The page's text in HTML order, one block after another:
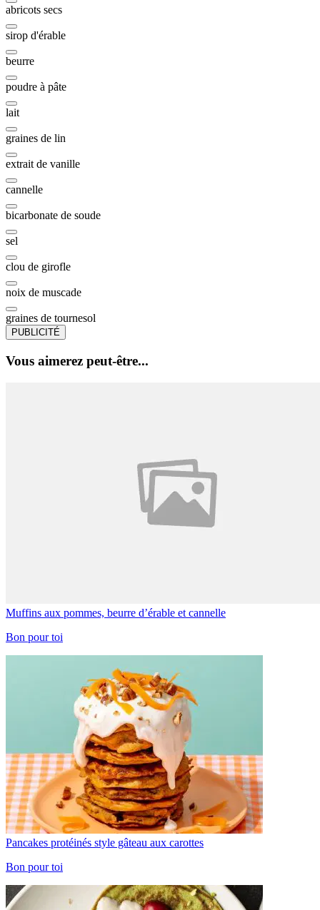
abricots secs
sirop d'érable
beurre
poudre à pâte
lait
graines de lin
extrait de vanille
cannelle
bicarbonate de soude
sel
clou de girofle
noix de muscade
graines de tournesol
PUBLICITÉ
Vous aimerez peut-être...
Muffins aux pommes, beurre d’érable et cannelle
Bon pour toi
Pancakes protéinés style gâteau aux carottes
Bon pour toi